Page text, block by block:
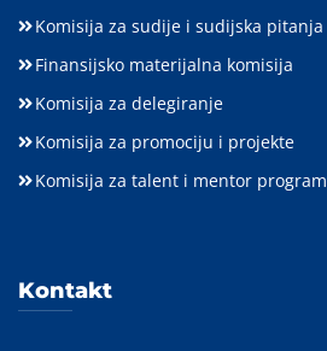
Komisija za sudije i sudijska pitanja
Finansijsko materijalna komisija
Komisija za delegiranje
Komisija za promociju i projekte
Komisija za talent i mentor program
Kontakt